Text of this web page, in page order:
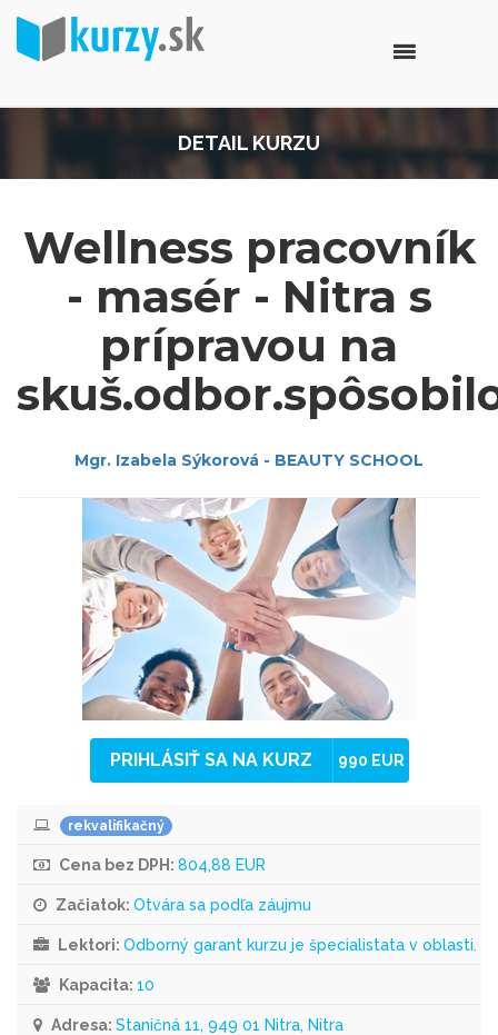
DETAIL KURZU
Wellness pracovník
- masér - Nitra s
prípravou na
Mgr. Izabela Sýkorová - BEAUTY SCHOOL
PRIHLÁSIŤ SA NA KURZ 990 EUR
rekvalifikačný
Cena bez DPH: 804,88 EUR
Začiatok: Otvára sa podľa záujmu
Lektori: Odborný garant kurzu je špecialistata v oblasti.
Kapacita: 10
Adresa: Staničná 11, 949 01 Nitra, Nitra